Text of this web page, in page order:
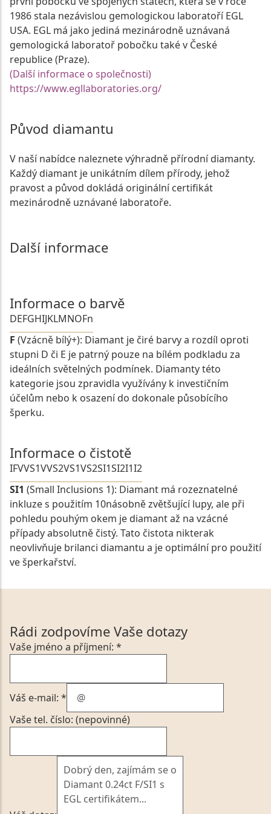
1986 stala nezávislou gemologickou laboratoří EGL
USA. EGL má jako jediná mezinárodně uznávaná
gemologická laboratoř pobočku také v České
republice (Praze).
(Další informace o společnosti)
https://www.egllaboratories.org/
Původ diamantu
V naší nabídce naleznete výhradně přírodní diamanty.
Každý diamant je unikátním dílem přírody, jehož
pravost a původ dokládá originální certifikát
mezinárodně uznávané laboratoře.
Další informace
Informace o barvě
DEFGHIJKLMNOFn
F (Vzácně bílý+): Diamant je čiré barvy a rozdíl oproti
stupni D či E je patrný pouze na bílém podkladu za
ideálních světelných podmínek. Diamanty této
kategorie jsou zpravidla využívány k investičním
účelům nebo k osazení do dokonale působícího
šperku.
Informace o čistotě
IFVVS1VVS2VS1VS2SI1SI2I1I2
SI1 (Small Inclusions 1): Diamant má rozeznatelné
inkluze s použitím 10násobně zvětšující lupy, ale při
pohledu pouhým okem je diamant až na vzácné
případy absolutně čistý. Tato čistota nikterak
neovlivňuje brilanci diamantu a je optimální pro použití
ve šperkařství.
Rádi zodpovíme Vaše dotazy
Vaše jméno a příjmení: *
Váš e-mail: *
Vaše tel. číslo: (nepovinné)